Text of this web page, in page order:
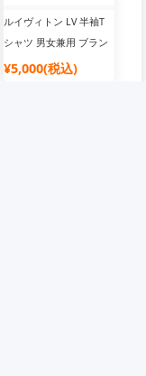
ルイヴィトン LV 半袖T
シャツ 男女兼用 ブラン
ドトップス
¥5,000(税込)